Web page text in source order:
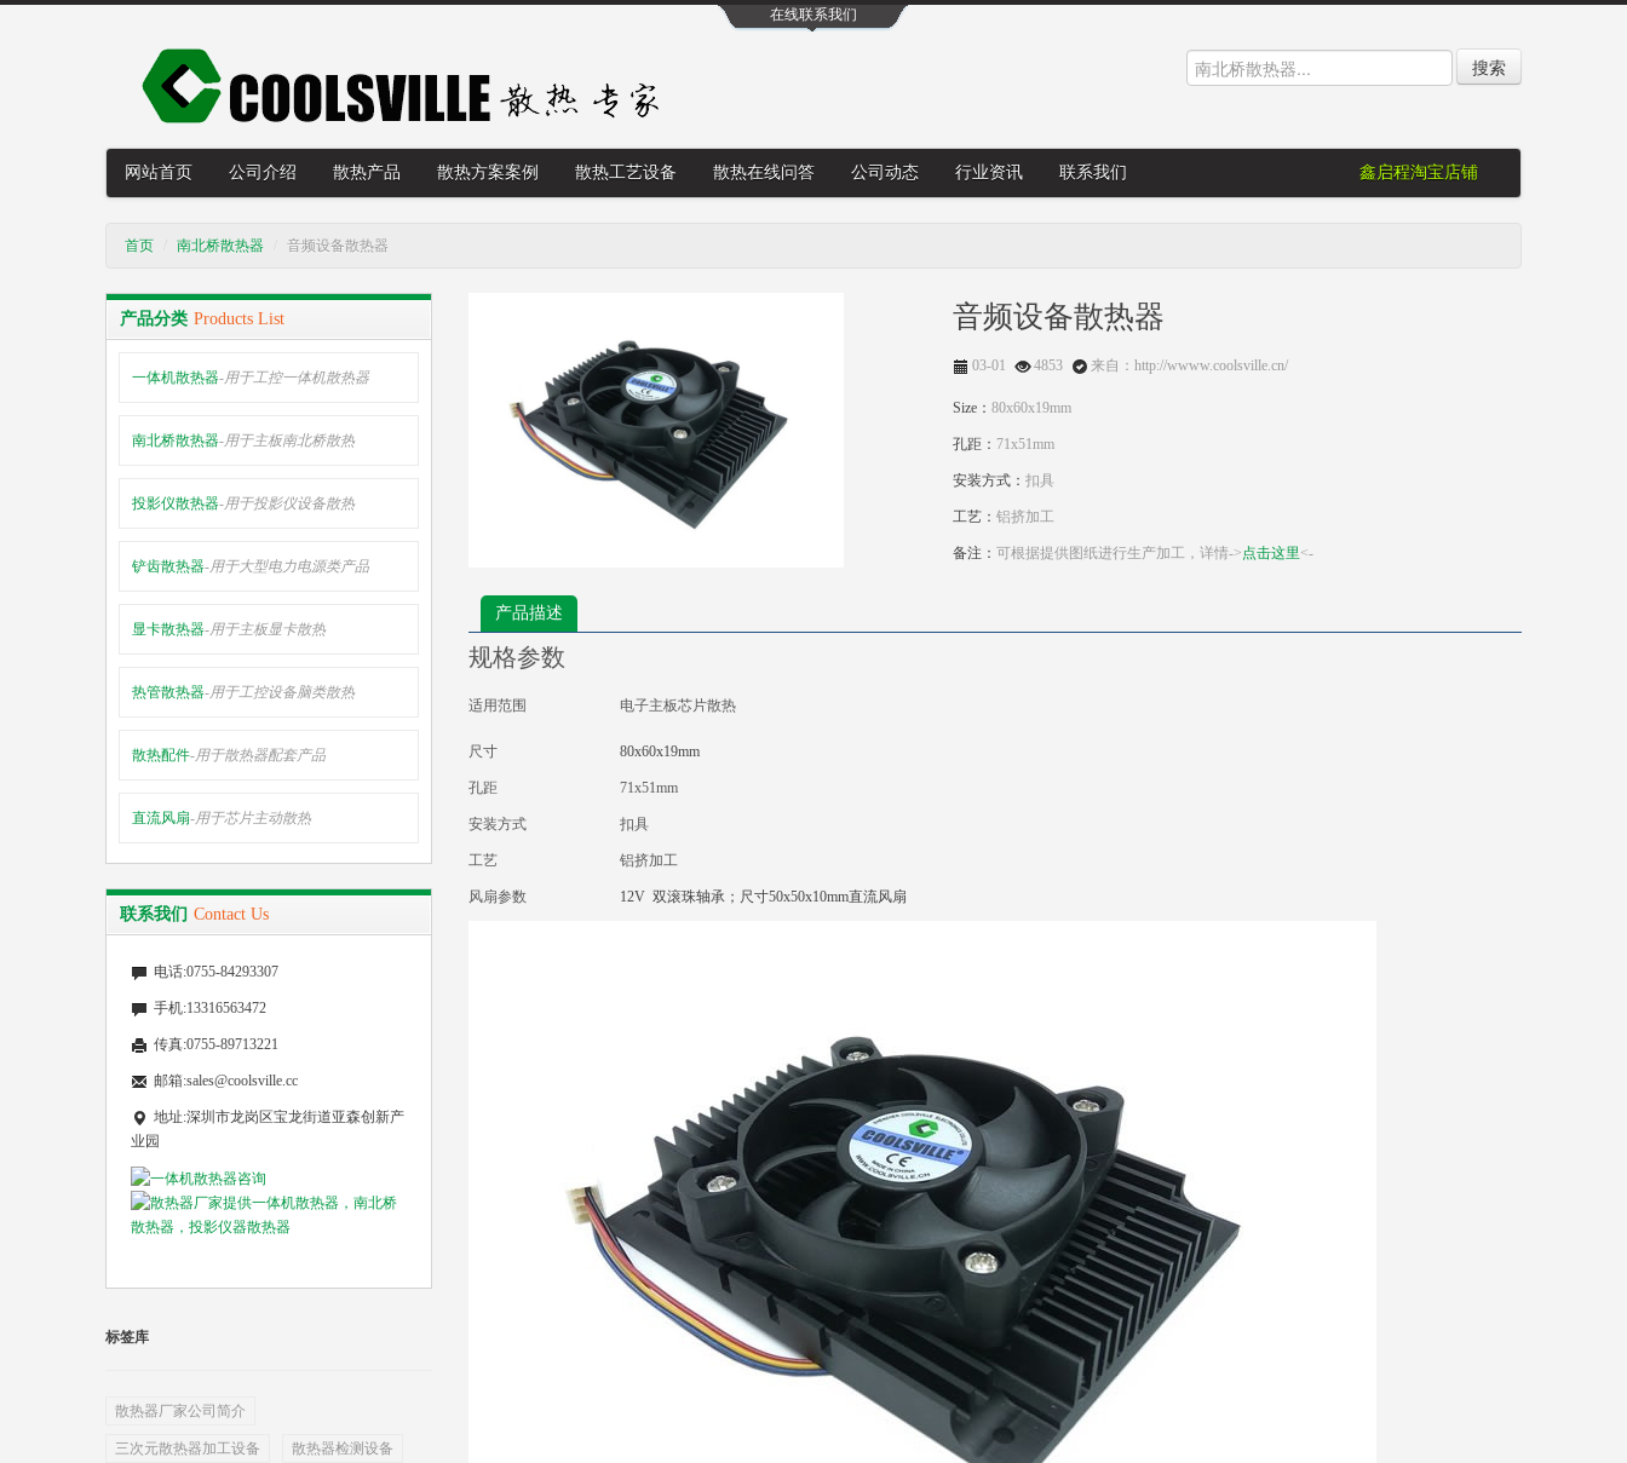
在线联系我们
搜索
网站首页 公司介绍 散热产品 散热方案案例 散热工艺设备 散热在线问答 公司动态 行业资讯 联系我们 鑫启程淘宝店铺
首页 南北桥散热器 音频设备散热器
产品分类 Products List
一体机散热器-用于工控一体机散热器
南北桥散热器-用于主板南北桥散热
投影仪散热器-用于投影仪设备散热
铲齿散热器-用于大型电力电源类产品
显卡散热器-用于主板显卡散热
热管散热器-用于工控设备脑类散热
散热配件-用于散热器配套产品
直流风扇-用于芯片主动散热
联系我们 Contact Us
电话:0755-84293307
手机:13316563472
传真:0755-89713221
邮箱:sales@coolsville.cc
地址:深圳市龙岗区宝龙街道亚森创新产
业园
标签库
散热器厂家公司简介
三次元散热器加工设备 散热器检测设备
音频设备散热器
03-01 4853 来自：http://wwww.coolsville.cn/
Size： 80x60x19mm
孔距： 71x51mm
安装方式： 扣具
工艺： 铝挤加工
备注： 可根据提供图纸进行生产加工，详情->点击这里<-
产品描述
规格参数
适用范围 电子主板芯片散热
尺寸 80x60x19mm
孔距 71x51mm
安装方式 扣具
工艺 铝挤加工
风扇参数 12V 双滚珠轴承；尺寸50x50x10mm直流风扇